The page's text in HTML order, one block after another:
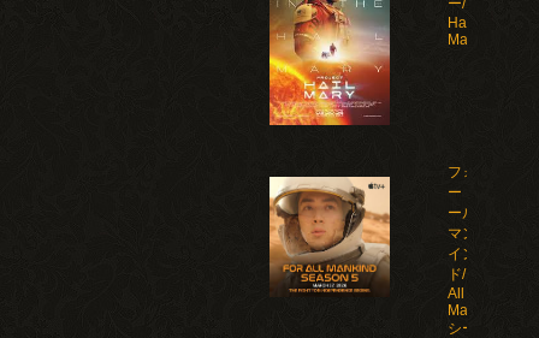
Hail
Mary(2026)
フォ
ー・オ
ール・
マンカ
イン
ド/For
All
Mankind
シーズ